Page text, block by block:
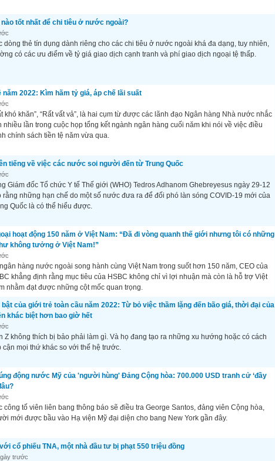
nào tốt nhất để chi tiêu ở nước ngoài?
dòng thẻ tín dụng dành riêng cho các chi tiêu ở nước ngoài khá đa dạng, tuy nhiên,
có các ưu điểm về tỷ giá giao dịch cạnh tranh và phí giao dịch ngoại tệ thấp.
năm 2022: Kìm hãm tỷ giá, áp chế lãi suất
khó khăn”, “Rất vất vả”, là hai cụm từ được các lãnh đạo Ngân hàng Nhà nước nhắc
nhiều lần trong cuộc họp tổng kết ngành ngân hàng cuối năm khi nói về việc điều
chính sách tiền tệ năm vừa qua.
tiếng về việc các nước soi người đến từ Trung Quốc
Giám đốc Tổ chức Y tế Thế giới (WHO) Tedros Adhanom Ghebreyesus ngày 29-12
rằng những hạn chế do một số nước đưa ra để đối phó làn sóng COVID-19 mới của
Quốc là có thể hiểu được.
hoạt động 150 năm ở Việt Nam: “Đã đi vòng quanh thế giới nhưng tôi có những
không tưởng ở Việt Nam!”
hàng nước ngoài song hành cùng Việt Nam trong suốt hơn 150 năm, CEO của
khẳng định rằng mục tiêu của HSBC không chỉ vì lợi nhuận mà còn là hỗ trợ Việt
nhằm đạt được những cột mốc quan trọng.
bật của giới trẻ toàn cầu năm 2022: Từ bỏ việc thầm lặng đến bão giá, thời đại của
khác biệt hơn bao giờ hết
Z không thích bị bảo phải làm gì. Và họ đang tạo ra những xu hướng hoặc có cách
cận mọi thứ khác so với thế hệ trước.
động nước Mỹ của 'người hùng' Đảng Cộng hòa: 700.000 USD tranh cử ‘đầy
công tố viên liên bang thông báo sẽ điều tra George Santos, đảng viên Cộng hòa,
mới được bầu vào Hạ viện Mỹ đại diện cho bang New York gần đây.
cổ phiếu TNA, một nhà đầu tư bị phạt 550 triệu đồng
trước